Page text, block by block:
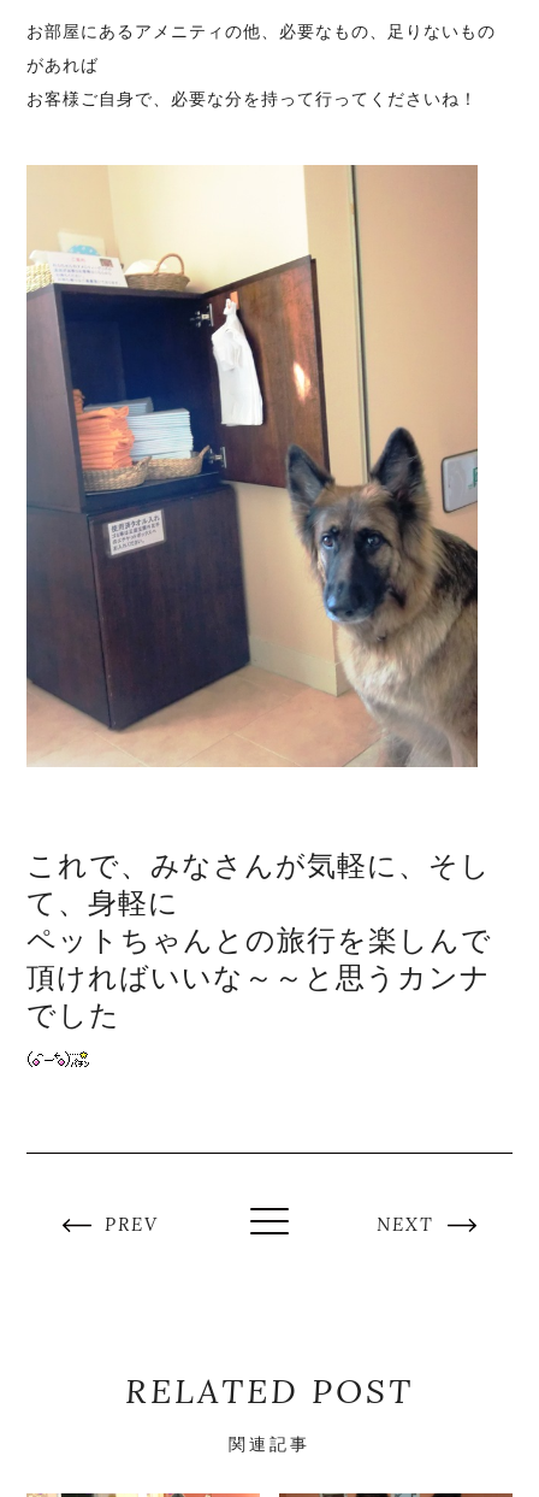
お部屋にあるアメニティの他、必要なもの、足りないもの
があれば
お客様ご自身で、必要な分を持って行ってくださいね！
これで、みなさんが気軽に、そし
て、身軽に
ペットちゃんとの旅行を楽しんで
頂ければいいな～～と思うカンナ
でした
PREV NEXT
RELATED POST
関連記事